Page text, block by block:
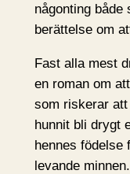
någonting både
berättelse om
Fast alla mest
en roman om
som riskerar
hunnit bli drygt
hennes födelse
levande